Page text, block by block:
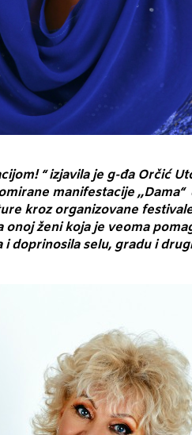
“ izjavila je g-đa Orčić
manifestacije
kroz organizovane
ženi koja je veoma
doprinosila selu, gradu i